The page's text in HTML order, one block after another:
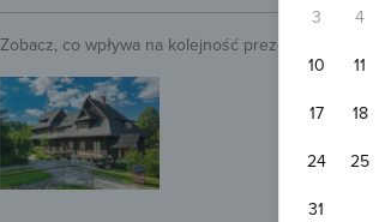
3
4
10
11
17
18
24
25
31
Zobacz, co wpływa na kolejność prezentowanych